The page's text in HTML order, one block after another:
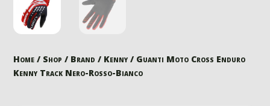
Home / Shop / Brand / Kenny / Guanti Moto Cross Enduro
Kenny Track Nero-Rosso-Bianco